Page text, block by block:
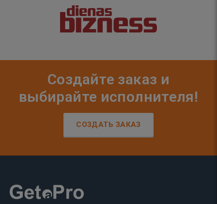
Создайте заказ и
выбирайте исполнителя!
СОЗДАТЬ ЗАКАЗ